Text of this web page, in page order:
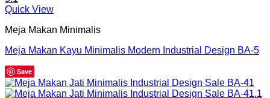
Quick View
Meja Makan Minimalis
Meja Makan Kayu Minimalis Modern Industrial Design BA-5
Save